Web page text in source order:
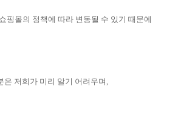
핑몰의 정책에 따라 변동될 수 있기 때문에
은 저희가 미리 알기 어려우며,